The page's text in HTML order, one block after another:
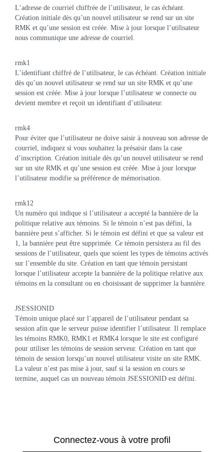
L’adresse de courriel chiffrée de l’utilisateur, le cas échéant.
Création initiale dès qu’un nouvel utilisateur se rend sur un site
RMK et qu’une session est créée. Mise à jour lorsque l’utilisateur
nous communique une adresse de courriel.
rmk1
L’identifiant chiffré de l’utilisateur, le cas échéant. Création initiale
dès qu’un nouvel utilisateur se rend sur un site RMK et qu’une
session est créée. Mise à jour lorsque l’utilisateur se connecte ou
devient membre et reçoit un identifiant d’utilisateur.
rmk4
Pour éviter que l’utilisateur ne doive saisir à nouveau son adresse de
courriel, indiquez si vous souhaitez la présaisir dans la case
d’inscription. Création initiale dès qu’un nouvel utilisateur se rend
sur un site RMK et qu’une session est créée. Mise à jour lorsque
l’utilisateur modifie sa préférence de mémorisation.
rmk12
Un numéro qui indique si l’utilisateur a accepté la bannière de la
politique relative aux témoins. Si le témoin n’est pas défini, la
bannière peut s’afficher. Si le témoin est défini et que sa valeur est
1, la bannière peut être supprimée. Ce témoin persistera au fil des
sessions de l’utilisateur, quels que soient les types de témoins activés
sur l’ensemble du site. Création en tant que témoin persistant
lorsque l’utilisateur accepte la bannière de la politique relative aux
témoins en la consultant ou en choisissant de supprimer la bannière.
JSESSIONID
Témoin unique placé sur l’appareil de l’utilisateur pendant sa
session afin que le serveur puisse identifier l’utilisateur. Il remplace
les témoins RMK0, RMK1 et RMK4 lorsque le site est configuré
pour utiliser les témoins de session serveur. Création en tant que
témoin de session lorsqu’un nouvel utilisateur visite un site RMK.
La valeur n’est pas mise à jour, sauf si la session en cours se
termine, auquel cas un nouveau témoin JSESSIONID est défini.
Connectez-vous à votre profil